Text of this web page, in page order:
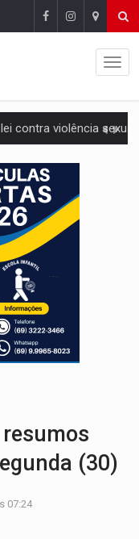
energia nuclear, defesa e
e carro deixa quatro mortos e um em
projeção nacional com participação de
de chuvas isoladas nesta
Geral delibera greve da educação
Rondoniaovivo abre oficina de Comunicação com
portal e promove reflexão sobre trajetória da
segue até o fim do ano para
resumos
(30)
07:24